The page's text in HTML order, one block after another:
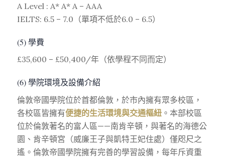
A Level : A* A* A – AAA
IELTS: 6.5 – 7.0（單項不低於6.0 – 6.5）
(5) 學費
£35,600 – £50,400/年（依學程不同而定）
(6) 學院環境及設備介紹
倫敦帝國學院位於首都倫敦，於市內擁有眾多校區，
各校區皆擁有便捷的生活環境與交通樞紐。本部校區
位於倫敦著名的富人區——南肯辛頓，與著名的海德公
園、肯辛頓宮（威廉王子與凱特王妃住處）僅咫尺之
遙。倫敦帝國學院擁有完善的學習設備，每年斥資重